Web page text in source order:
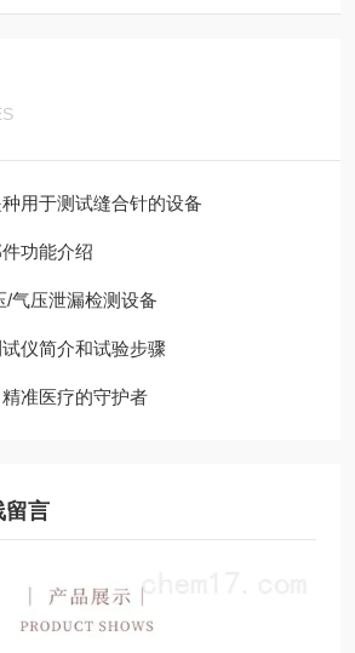
用于测试缝合针的设备
功能介绍
/气压泄漏检测设备
仪简介和试验步骤
准医疗的守护者
留言